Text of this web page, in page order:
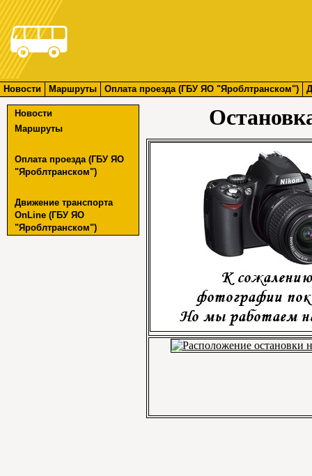
Новости Маршруты Оплата проезда (ГБУ ЯО "Яроблтранском")
Новости
Маршруты
Оплата проезда (ГБУ ЯО
"Яроблтранском")
Движение транспорта
OnLine (ГБУ ЯО
"Яроблтранском")